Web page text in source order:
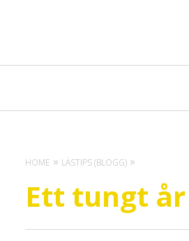
HOME LÄSTIPS (BLOGG)
Ett tungt